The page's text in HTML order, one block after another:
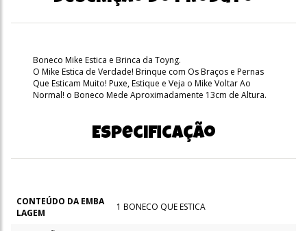
Boneco Mike Estica e Brinca da Toyng.
O Mike Estica de Verdade! Brinque com Os Braços e Pernas
Que Esticam Muito! Puxe, Estique e Veja o Mike Voltar Ao
Normal! o Boneco Mede Aproximadamente 13cm de Altura.
Especificação
CONTEÚDO DA EMBA
LAGEM
1 BONECO QUE ESTICA